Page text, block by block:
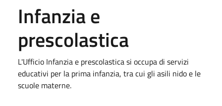
Infanzia e
prescolastica
L'Ufficio Infanzia e prescolastica si occupa di servizi
educativi per la prima infanzia, tra cui gli asili nido e le
scuole materne.